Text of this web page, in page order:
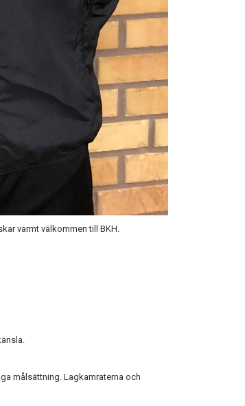
varmt välkommen till BKH.
målsättning. Lagkamraterna och